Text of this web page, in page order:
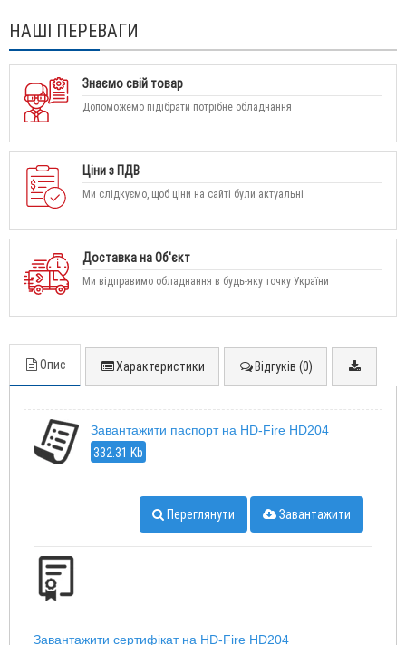
НАШІ ПЕРЕВАГИ
Знаємо свій товар
Допоможемо підібрати потрібне обладнання
Ціни з ПДВ
Ми слідкуємо, щоб ціни на сайті були актуальні
Доставка на Об'єкт
Ми відправимо обладнання в будь-яку точку України
Опис Характеристики Відгуків (0)
Завантажити паспорт на HD-Fire HD204
332.31 Kb
Переглянути Завантажити
Завантажити сертифікат на HD-Fire HD204